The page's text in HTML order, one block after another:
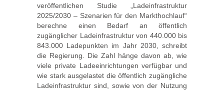
veröffentlichen Studie „Ladeinfrastruktur
2025/2030 – Szenarien für den Markthochlauf“
berechne einen Bedarf an öffentlich
zugänglicher Ladeinfrastruktur von 440.000 bis
843.000 Ladepunkten im Jahr 2030, schreibt
die Regierung. Die Zahl hänge davon ab, wie
viele private Ladeeinrichtungen verfügbar und
wie stark ausgelastet die öffentlich zugängliche
Ladeinfrastruktur sind, sowie von der Nutzung